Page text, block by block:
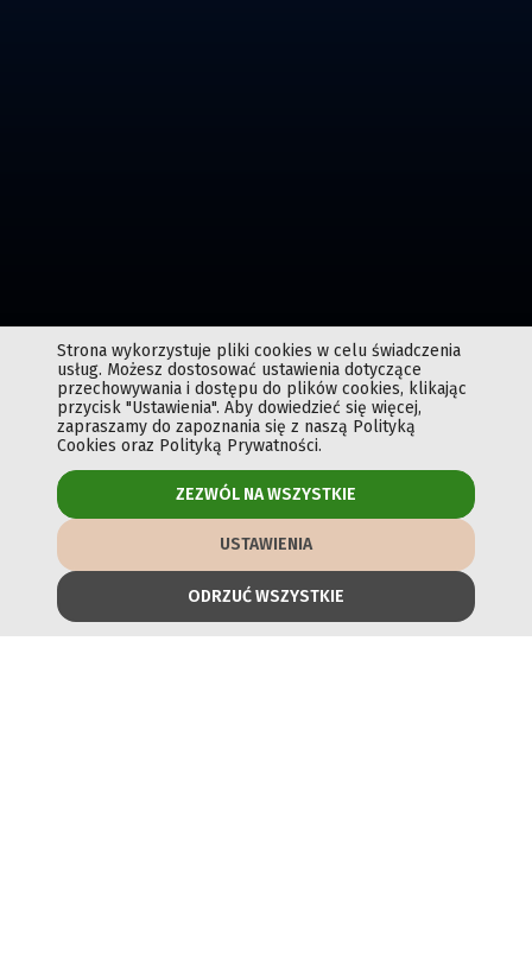
Monitoruj naprawę
Strona wykorzystuje pliki cookies w celu świadczenia
usług. Możesz dostosować ustawienia dotyczące
przechowywania i dostępu do plików cookies, klikając
przycisk "Ustawienia". Aby dowiedzieć się więcej,
zapraszamy do zapoznania się z naszą Polityką
Cookies oraz Polityką Prywatności.
ZEZWÓL NA WSZYSTKIE
USTAWIENIA
ODRZUĆ WSZYSTKIE